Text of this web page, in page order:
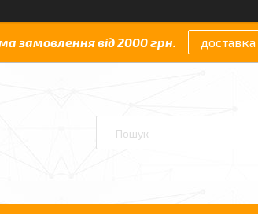
замовлення від 2000 грн.